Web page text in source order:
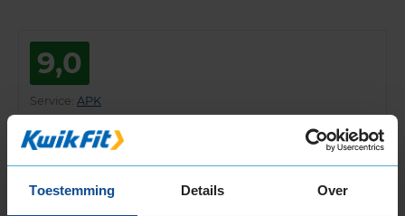
Toestemming Details Over
9,0
Service APK
78a
Goede voorlichting op mijn vragen en een goede tip om de
storing beter te voorkomen